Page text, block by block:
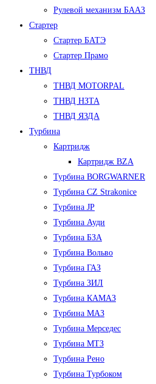
Рулевой механизм БААЗ
Стартер
Стартер БАТЭ
Стартер Прамо
ТНВД
ТНВД MOTORPAL
ТНВД НЗТА
ТНВД ЯЗДА
Турбина
Картридж
Картридж BZA
Турбина BORGWARNER
Турбина CZ Strakonice
Турбина JP
Турбина Ауди
Турбина БЗА
Турбина Вольво
Турбина ГАЗ
Турбина ЗИЛ
Турбина КАМАЗ
Турбина МАЗ
Турбина Мерседес
Турбина МТЗ
Турбина Рено
Турбина Турбоком